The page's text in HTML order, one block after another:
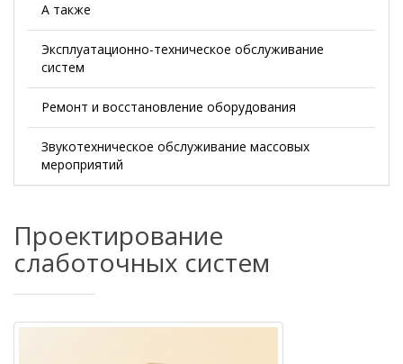
А также
Эксплуатационно-техническое обслуживание
систем
Ремонт и восстановление оборудования
Звукотехническое обслуживание массовых
мероприятий
Проектирование
слаботочных систем